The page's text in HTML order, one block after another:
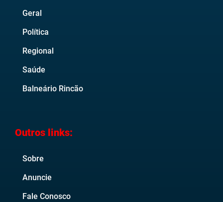
Geral
Política
Regional
Saúde
Balneário Rincão
Outros links:
Sobre
Anuncie
Fale Conosco